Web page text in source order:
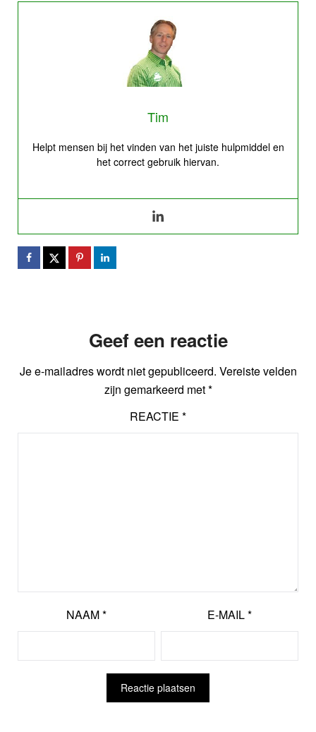
Tim
Helpt mensen bij het vinden van het juiste hulpmiddel en
het correct gebruik hiervan.
Geef een reactie
Je e-mailadres wordt niet gepubliceerd. Vereiste velden
zijn gemarkeerd met*
REACTIE *
NAAM* E-MAIL*